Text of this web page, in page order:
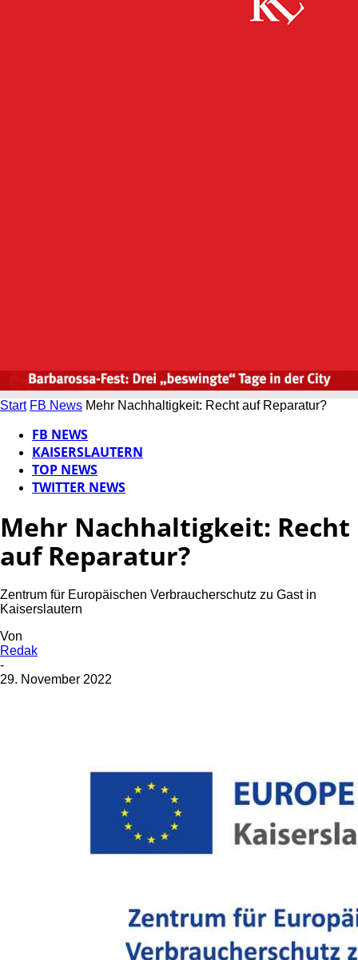
Start FB News Mehr Nachhaltigkeit: Recht auf Reparatur?
FB NEWS
KAISERSLAUTERN
TOP NEWS
TWITTER NEWS
Mehr Nachhaltigkeit: Recht
auf Reparatur?
Zentrum für Europäischen Verbraucherschutz zu Gast in
Kaiserslautern
Von
Redak
-
29. November 2022